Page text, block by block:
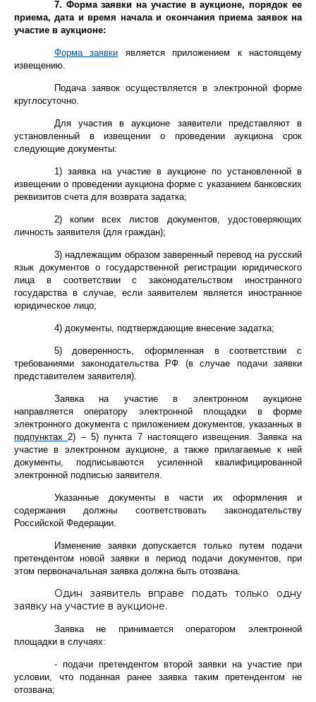
7. Форма заявки на участие в аукционе, порядок ее
приема, дата и время начала и окончания приема заявок на
участие в аукционе:
Форма заявки является приложением к настоящему
извещению.
Подача заявок осуществляется в электронной форме
круглосуточно.
Для участия в аукционе заявители представляют в
установленный в извещении о проведении аукциона срок
следующие документы:
1) заявка на участие в аукционе по установленной в
извещении о проведении аукциона форме с указанием банковских
реквизитов счета для возврата задатка;
2) копии всех листов документов, удостоверяющих
личность заявителя (для граждан);
3) надлежащим образом заверенный перевод на русский
язык документов о государственной регистрации юридического
лица в соответствии с законодательством иностранного
государства в случае, если заявителем является иностранное
юридическое лицо;
4) документы, подтверждающие внесение задатка;
5) доверенность, оформленная в соответствии с
требованиями законодательства РФ (в случае подачи заявки
представителем заявителя).
Заявка на участие в электронном аукционе
направляется оператору электронной площадки в форме
электронного документа с приложением документов, указанных в
подпунктах2) – 5) пункта 7 настоящего извещения. Заявка на
участие в электронном аукционе, а также прилагаемые к ней
документы, подписываются усиленной квалифицированной
электронной подписью заявителя.
Указанные документы в части их оформления и
содержания должны соответствовать законодательству
Российской Федерации.
Изменение заявки допускается только путем подачи
претендентом новой заявки в период подачи документов, при
этом первоначальная заявка должна быть отозвана.
Один заявитель вправе подать только одну
заявку на участие в аукционе.
Заявка не принимается оператором электронной
площадки в случаях:
- подачи претендентом второй заявки на участие при
условии, что поданная ранее заявка таким претендентом не
отозвана;